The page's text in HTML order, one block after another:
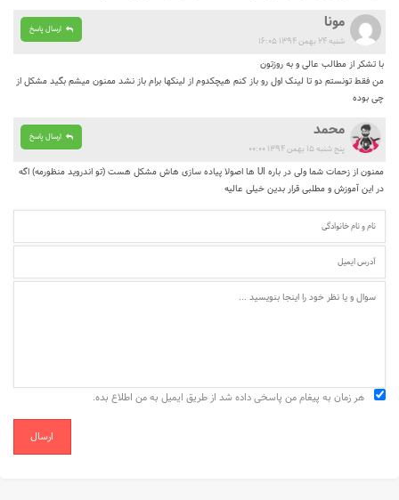
ارسال پاسخ مونا
شنبه ۲۴ بهمن ۱۳۹۴ ۱۶:۰۵
با تشکر از مطالب عالی و به روزتون
من فقط تونستم دو تا لینک اول رو باز کنم هیچکدوم از لینکها برام باز نشد ممنون میشم بگید مشکل از
چی بوده
ارسال پاسخ محمد
پنج شنبه ۱۵ بهمن ۱۳۹۴ ۰۰:۰۰
ممنون از زحمات شما ولی در باره UI ها اصولا پیاده سازی هاش مشکل هست (تو اندروید منظورمه) اگه
در این آموزش و مطلبی قرار بدین خیلی عالیه
هر زمان به پیغام من پاسخی داده شد از طریق ایمیل به من اطلاع بده.
ارسال